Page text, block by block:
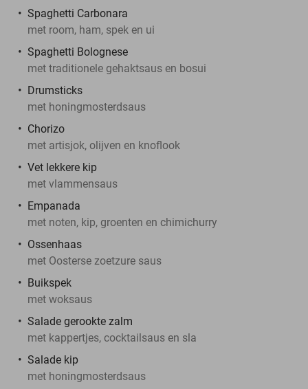
Spaghetti Carbonara
met room, ham, spek en ui
Spaghetti Bolognese
met traditionele gehaktsaus en bosui
Drumsticks
met honingmosterdsaus
Chorizo
met artisjok, olijven en knoflook
Vet lekkere kip
met vlammensaus
Empanada
met noten, kip, groenten en chimichurry
Ossenhaas
met Oosterse zoetzure saus
Buikspek
met woksaus
Salade gerookte zalm
met kappertjes, cocktailsaus en sla
Salade kip
met honingmosterdsaus